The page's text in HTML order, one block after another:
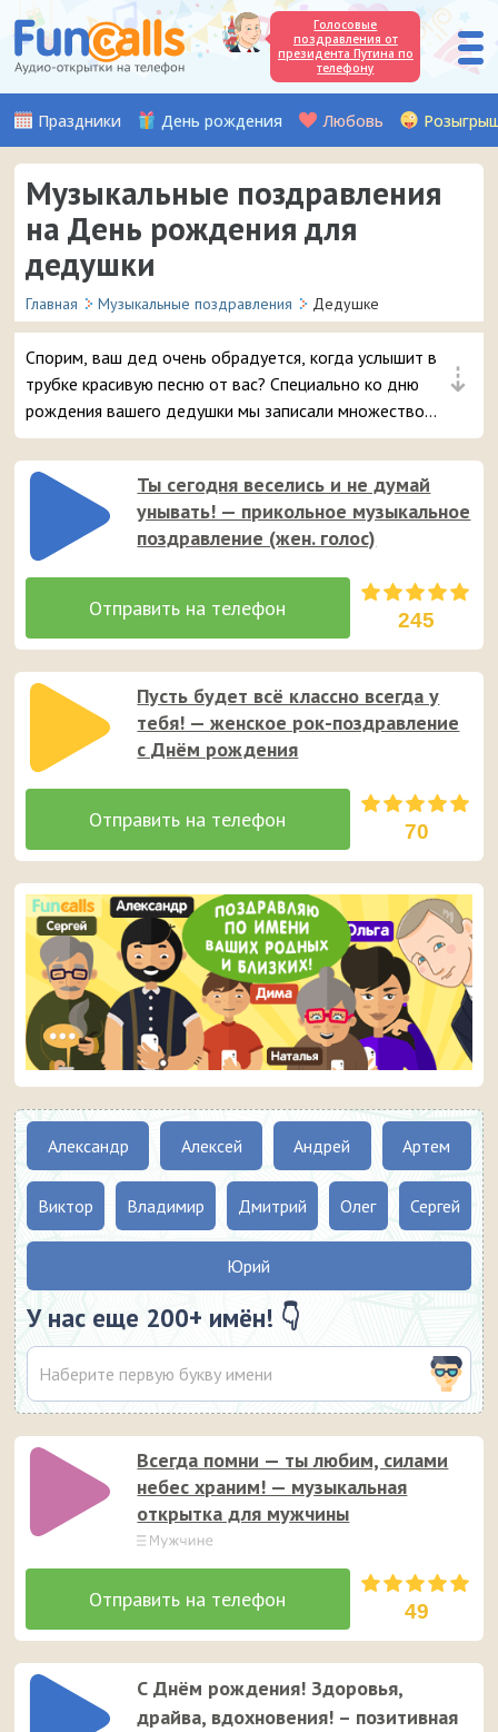
Голосовые
поздравления от
президента Путина по
телефону
Праздники День рождения Любовь
Музыкальные поздравления
на День рождения для
дедушки
Главная Музыкальные поздравления Дедушке
⇣
Спорим, ваш дед очень обрадуется, когда услышит в
трубке красивую песню от вас? Специально ко дню
рождения вашего дедушки мы записали множество
мелодичных и забавных музыкальных поздравлений,
которые можно отправить на мобильный телефон.
Ты сегодня веселись и не думай
унывать! — прикольное музыкальное
поздравление (жен. голос)
245
Пусть будет всё классно всегда у
тебя! — женское рок-поздравление
с Днём рождения
70
Александр Алексей Андрей Артем
Виктор Владимир Дмитрий Олег Сергей
Юрий
У нас еще 200+ имён! 👇
Всегда помни — ты любим, силами
небес храним! — музыкальная
открытка для мужчины
49
С Днём рождения! Здоровья,
драйва, вдохновения! – позитивная